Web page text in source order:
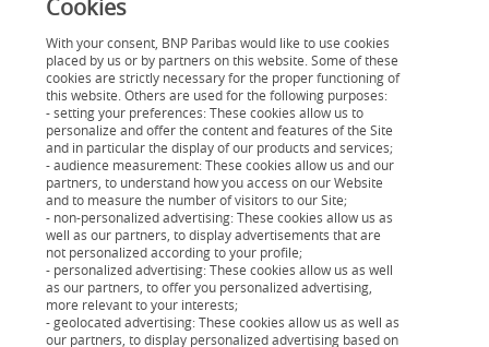
vous dans votre espace client ou application
mobile bancaires.
Privilégiez les cartes bancaires à débit
immédiatplutôt qu’à débit différé, plus
simple pour respecter votre budget
mensuel.
Calez vos prélèvements au moment de
l’arrivée de vos revenus.
Primordial pour pallier aux imprévus,
Cookies
With your consent, BNP Paribas would like to use cookies
placed by us or by partners on this website. Some of these
cookies are strictly necessary for the proper functioning of
this website. Others are used for the following purposes:
- setting your preferences: These cookies allow us to
personalize and offer the content and features of the Site
and in particular the display of our products and services;
- audience measurement: These cookies allow us and our
partners, to understand how you access on our Website
and to measure the number of visitors to our Site;
- non-personalized advertising: These cookies allow us as
well as our partners, to display advertisements that are
not personalized according to your profile;
- personalized advertising: These cookies allow us as well
as our partners, to offer you personalized advertising,
more relevant to your interests;
- geolocated advertising: These cookies allow us as well as
our partners, to display personalized advertising based on